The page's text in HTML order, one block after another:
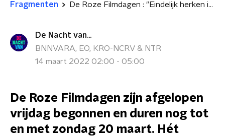
Fragmenten De Roze Filmdagen : "Eindelijk herken ik mezelf in een personage"
De Nacht van...
BNNVARA, EO, KRO-NCRV & NTR
14 maart 2022 02:00 - 05:00
De Roze Filmdagen zijn afgelopen
vrijdag begonnen en duren nog tot
en met zondag 20 maart. Hét